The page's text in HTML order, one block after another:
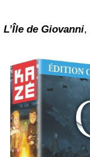
L’Île de Giovanni,